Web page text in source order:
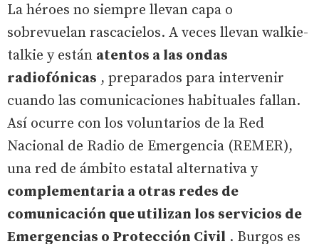
La héroes no siempre llevan capa o
sobrevuelan rascacielos. A veces llevan walkie-
talkie y están atentos a las ondas
radiofónicas , preparados para intervenir
cuando las comunicaciones habituales fallan.
Así ocurre con los voluntarios de la Red
Nacional de Radio de Emergencia (REMER),
una red de ámbito estatal alternativa y
complementaria a otras redes de
comunicación que utilizan los servicios de
Emergencias o Protección Civil . Burgos es